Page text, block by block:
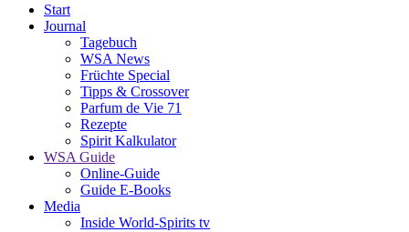
Start
Journal
Tagebuch
WSA News
Früchte Special
Tipps & Crossover
Parfum de Vie 71
Rezepte
Spirit Kalkulator
WSA Guide
Online-Guide
Guide E-Books
Media
Inside World-Spirits tv